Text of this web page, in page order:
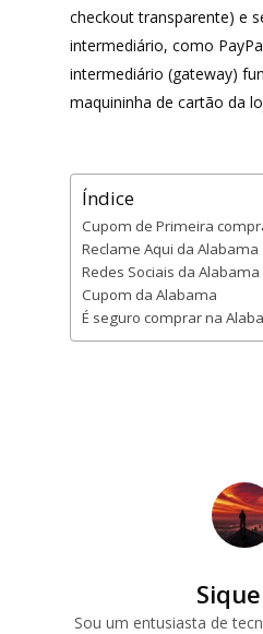
checkout transparente) e
intermediário, como
intermediário (gateway)
maquininha de cartão da
Índice
Cupom de Primeira
Reclame Aqui da Alabama
Redes Sociais da Alabama
Cupom da Alabama
É seguro comprar na
Sou um entusiasta de